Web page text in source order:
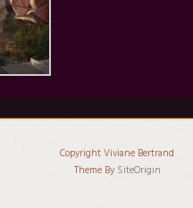
Copyright Viviane Bertrand
Theme BySiteOrigin